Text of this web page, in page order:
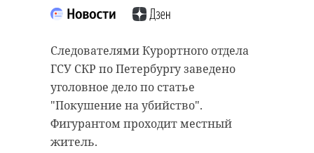
Следователями Курортного отдела
ГСУ СКР по Петербургу заведено
уголовное дело по статье
"Покушение на убийство".
Фигурантом проходит местный
житель.